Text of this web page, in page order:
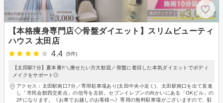
【本格痩身専門店◇骨盤ダイエット】スリムビューティ
ハウス 太田店
4.4
(5件)
【太田駅7分】夏本番!!＼痩せたい方大歓迎／骨盤に着目した本気ダイエットでボディ
メイクをサポート◎
アクセス：太田駅南口7分／専用駐車場あり(太田中央小近く)、太田駅南口を出て直進
し「市民会館西交差点」の信号を左折。セブンイレブンの向かいにある「OKビル」の
2Fになります。《お車でお越しのお客様へ》専用の無料駐車場がございますので、駐